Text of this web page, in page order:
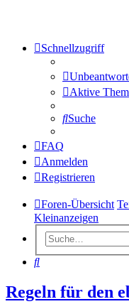
Schnellzugriff
Aktive
Suche
FAQ
Anmelden
Registrieren
Foren-Übersicht
Kleinanzeigen
Suche
Regeln für den